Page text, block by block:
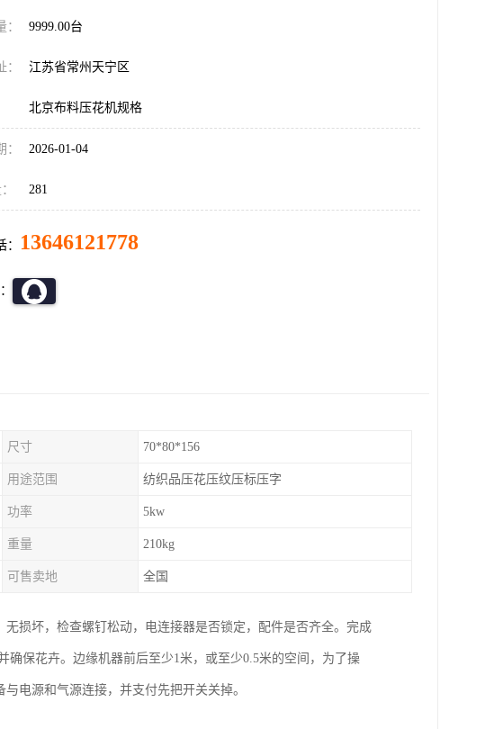
9999.00台
江苏省常州天宁区
北京布料压花机规格
2026-01-04
281
13646121778
尺寸 70*80*156
用途范围 纺织品压花压纹压标压字
功率 5kw
重量 210kg
可售卖地 全国
损坏，检查螺钉松动，电连接器是否锁定，配件是否齐全。完成
保花卉。边缘机器前后至少1米，或至少0.5米的空间，为了操
电源和气源连接，并支付先把开关关掉。